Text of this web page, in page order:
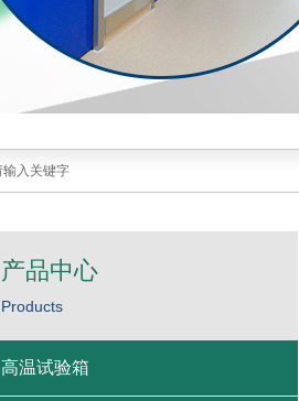
产品中心
Products
高温试验箱